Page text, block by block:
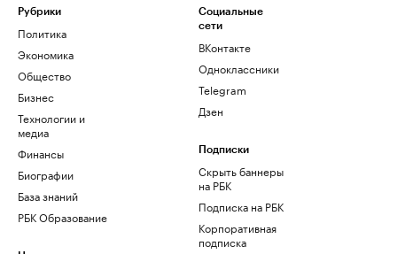
Рубрики
Политика
Экономика
Общество
Бизнес
Технологии и
медиа
Финансы
Биографии
База знаний
РБК Образование
Социальные
сети
ВКонтакте
Одноклассники
Telegram
Дзен
Подписки
Скрыть баннеры
на РБК
Подписка на РБК
Корпоративная
подписка